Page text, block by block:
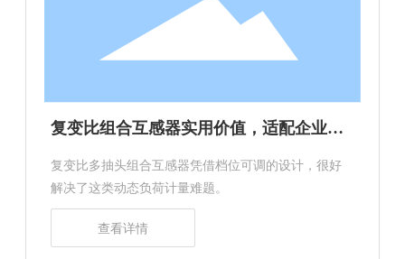
复变比组合互感器实用价值，适配企业负
复变比多抽头组合互感器凭借档位可调的设计，很好
解决了这类动态负荷计量难题。
查看详情